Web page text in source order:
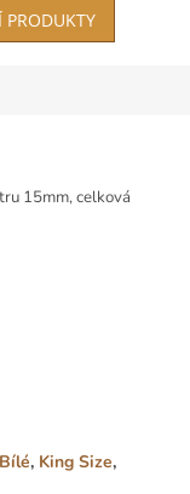
PRODUKTY
15mm, celková
Bílé, King Size,